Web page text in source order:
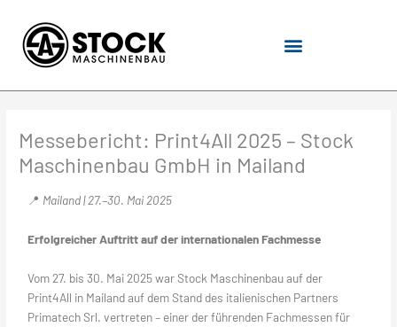
Inhalt
springen
Messebericht: Print4All 2025 – Stock
Maschinenbau GmbH in Mailand
📍 Mailand | 27.–30. Mai 2025
Erfolgreicher Auftritt auf der internationalen Fachmesse
Vom 27. bis 30. Mai 2025 war Stock Maschinenbau auf der
Print4All in Mailand auf dem Stand des italienischen Partners
Primatech Srl. vertreten – einer der führenden Fachmessen für